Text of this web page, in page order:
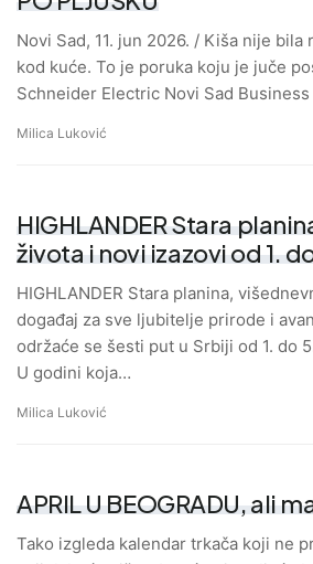
Novi Sad, 11. jun 2026. / Kiša nije bila
kod kuće. To je poruka koju je juče
Schneider Electric Novi Sad
Milica Luković
HIGHLANDER Stara
života i novi izazovi od 1.
HIGHLANDER Stara planina,
događaj za sve ljubitelje prirode i
održaće se šesti put u Srbiji od 1. do
U godini koja…
Milica Luković
APRIL U BEOGRADU, ali
Tako izgleda kalendar trkača koji ne